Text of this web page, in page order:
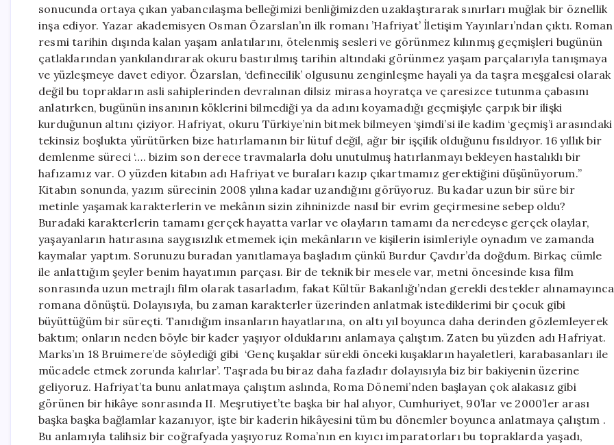
sonucunda ortaya çıkan yabancılaşma belleğimizi benliğimizden uzaklaştırarak sınırları muğlak bir öznellik
inşa ediyor. Yazar akademisyen Osman Özarslan’ın ilk romanı ’Hafriyat’ İletişim Yayınları’ndan çıktı. Roman
resmi tarihin dışında kalan yaşam anlatılarını, ötelenmiş sesleri ve görünmez kılınmış geçmişleri bugünün
çatlaklarından yankılandırarak okuru bastırılmış tarihin altındaki görünmez yaşam parçalarıyla tanışmaya
ve yüzleşmeye davet ediyor. Özarslan, ‘definecilik’ olgusunu zenginleşme hayali ya da taşra meşgalesi olarak
değil bu toprakların asli sahiplerinden devralınan dilsiz mirasa hoyratça ve çaresizce tutunma çabasını
anlatırken, bugünün insanının köklerini bilmediği ya da adını koyamadığı geçmişiyle çarpık bir ilişki
kurduğunun altını çiziyor. Hafriyat, okuru Türkiye’nin bitmek bilmeyen ‘şimdi’si ile kadim ‘geçmiş’i arasındaki
tekinsiz boşlukta yürütürken bize hatırlamanın bir lütuf değil, ağır bir işçilik olduğunu fısıldıyor. 16 yıllık bir
demlenme süreci ‘…. bizim son derece travmalarla dolu unutulmuş hatırlanmayı bekleyen hastalıklı bir
hafızamız var. O yüzden kitabın adı Hafriyat ve buraları kazıp çıkartmamız gerektiğini düşünüyorum.’’
Kitabın sonunda, yazım sürecinin 2008 yılına kadar uzandığını görüyoruz. Bu kadar uzun bir süre bir
metinle yaşamak karakterlerin ve mekânın sizin zihninizde nasıl bir evrim geçirmesine sebep oldu?
Buradaki karakterlerin tamamı gerçek hayatta varlar ve olayların tamamı da neredeyse gerçek olaylar,
yaşayanların hatırasına saygısızlık etmemek için mekânların ve kişilerin isimleriyle oynadım ve zamanda
kaymalar yaptım. Sorunuzu buradan yanıtlamaya başladım çünkü Burdur Çavdır’da doğdum. Birkaç cümle
ile anlattığım şeyler benim hayatımın parçası. Bir de teknik bir mesele var, metni öncesinde kısa film
sonrasında uzun metrajlı film olarak tasarladım, fakat Kültür Bakanlığı’ndan gerekli destekler alınamayınca
romana dönüştü. Dolayısıyla, bu zaman karakterler üzerinden anlatmak istediklerimi bir çocuk gibi
büyüttüğüm bir süreçti. Tanıdığım insanların hayatlarına, on altı yıl boyunca daha derinden gözlemleyerek
baktım; onların neden böyle bir kader yaşıyor olduklarını anlamaya çalıştım. Zaten bu yüzden adı Hafriyat.
Marks’ın 18 Bruimere’de söylediği gibi ‘Genç kuşaklar sürekli önceki kuşakların hayaletleri, karabasanları ile
mücadele etmek zorunda kalırlar’. Taşrada bu biraz daha fazladır dolayısıyla biz bir bakiyenin üzerine
geliyoruz. Hafriyat’ta bunu anlatmaya çalıştım aslında, Roma Dönemi’nden başlayan çok alakasız gibi
görünen bir hikâye sonrasında II. Meşrutiyet’te başka bir hal alıyor, Cumhuriyet, 90’lar ve 2000’ler arası
başka başka bağlamlar kazanıyor, işte bir kaderin hikâyesini tüm bu dönemler boyunca anlatmaya çalıştım .
Bu anlamıyla talihsiz bir coğrafyada yaşıyoruz Roma’nın en kıyıcı imparatorları bu topraklarda yaşadı,